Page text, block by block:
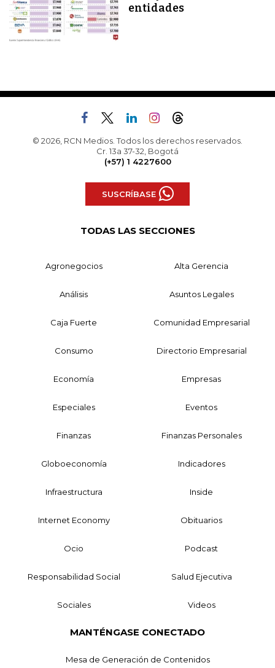
entidades
© 2026, RCN Medios. Todos los derechos reservados.
Cr. 13a 37-32, Bogotá
(+57) 1 4227600
SUSCRÍBASE
TODAS LAS SECCIONES
Agronegocios Alta Gerencia
Análisis Asuntos Legales
Caja Fuerte Comunidad Empresarial
Consumo Directorio Empresarial
Economía Empresas
Especiales Eventos
Finanzas Finanzas Personales
Globoeconomía Indicadores
Infraestructura Inside
Internet Economy Obituarios
Ocio Podcast
Responsabilidad Social Salud Ejecutiva
Sociales Videos
MANTÉNGASE CONECTADO
Mesa de Generación de Contenidos